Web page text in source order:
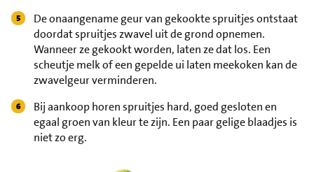
De onaangename geur van gekookte spruitjes ontstaat
doordat spruitjes zwavel uit de grond opnemen.
Wanneer ze gekookt worden, laten ze dat los. Een
scheutje melk of een gepelde ui laten meekoken kan de
zwavelgeur verminderen.
Bij aankoop horen spruitjes hard, goed gesloten en
egaal groen van kleur te zijn. Een paar gelige blaadjes is
niet zo erg.